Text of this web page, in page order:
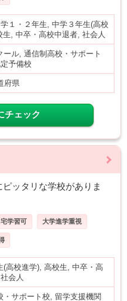
１・２年生, 中学３年生(高校
生, 中卒・高校中退者, 社会人
ール, 通信制高校・サポート
予備校
府県
チェック
ピッタリな学校がありま
宅学習可 大学進学重視
(高校進学), 高校生, 中卒・高
会人
・サポート校, 留学支援機関